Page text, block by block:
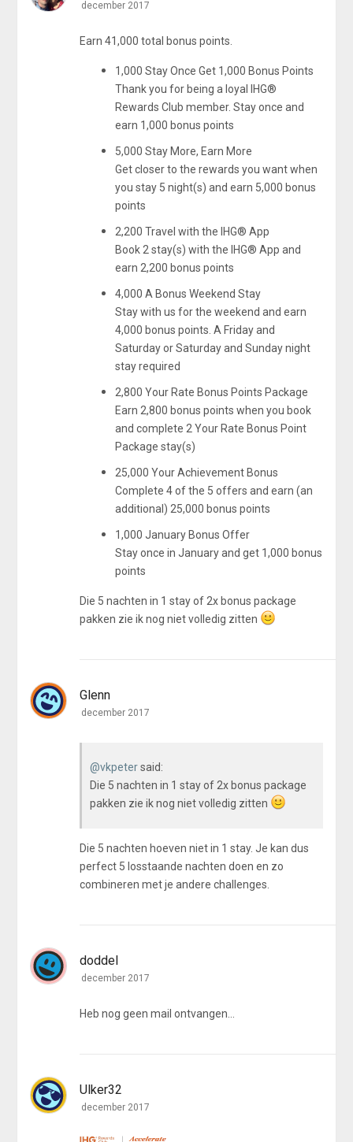
december 2017
Earn 41,000 total bonus points.
1,000 Stay Once Get 1,000 Bonus Points
Thank you for being a loyal IHG®
Rewards Club member. Stay once and
earn 1,000 bonus points
5,000 Stay More, Earn More
Get closer to the rewards you want when
you stay 5 night(s) and earn 5,000 bonus
points
2,200 Travel with the IHG® App
Book 2 stay(s) with the IHG® App and
earn 2,200 bonus points
4,000 A Bonus Weekend Stay
Stay with us for the weekend and earn
4,000 bonus points. A Friday and
Saturday or Saturday and Sunday night
stay required
2,800 Your Rate Bonus Points Package
Earn 2,800 bonus points when you book
and complete 2 Your Rate Bonus Point
Package stay(s)
25,000 Your Achievement Bonus
Complete 4 of the 5 offers and earn (an
additional) 25,000 bonus points
1,000 January Bonus Offer
Stay once in January and get 1,000 bonus
points
Die 5 nachten in 1 stay of 2x bonus package
pakken zie ik nog niet volledig zitten
Glenn
december 2017
@vkpetersaid:
Die 5 nachten in 1 stay of 2x bonus package
pakken zie ik nog niet volledig zitten
Die 5 nachten hoeven niet in 1 stay. Je kan dus
perfect 5 losstaande nachten doen en zo
combineren met je andere challenges.
doddel
december 2017
Heb nog geen mail ontvangen...
Ulker32
december 2017